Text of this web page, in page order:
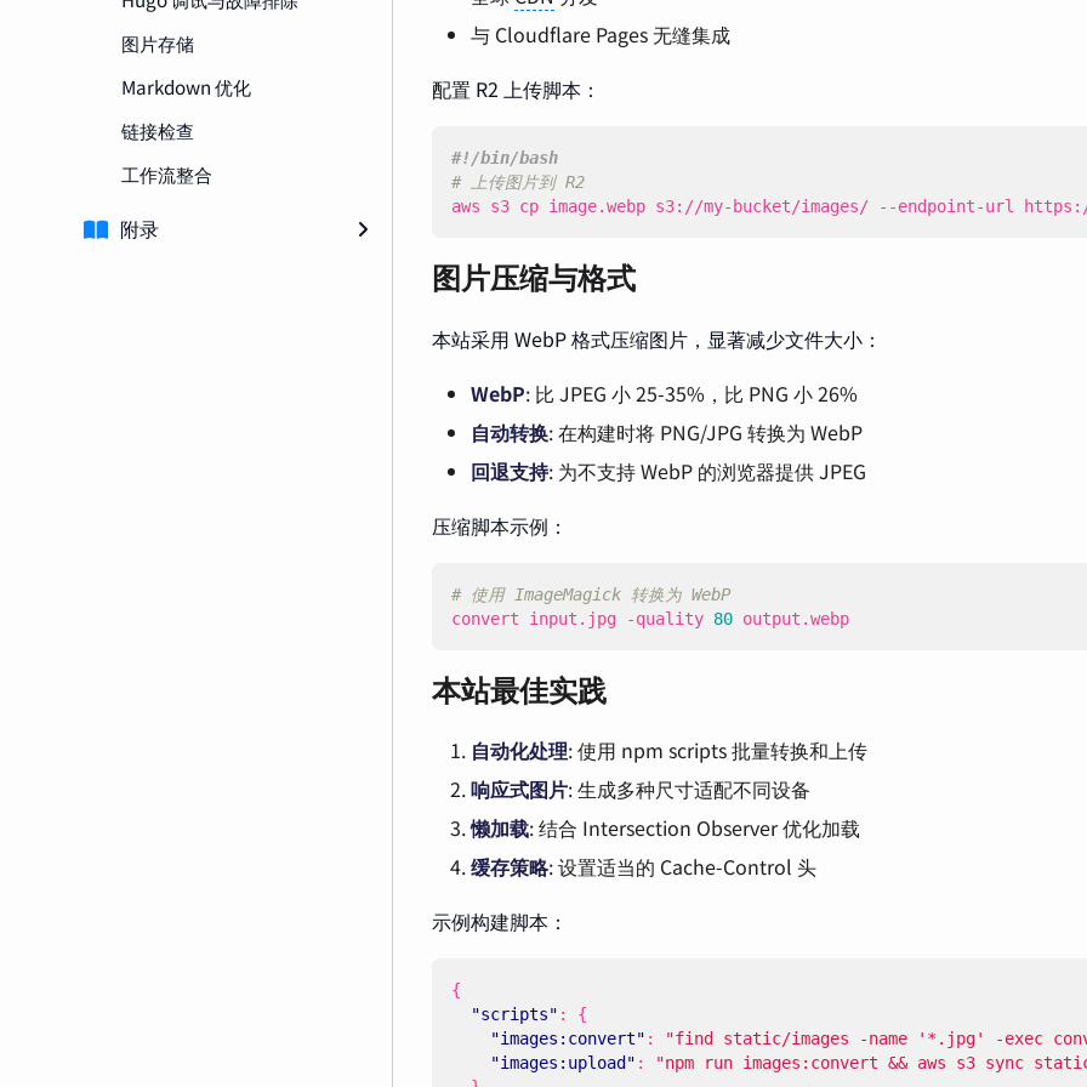
图片存储
Markdown 优化
链接检查
工作流整合
附录
与 Cloudflare Pages 无缝集成
配置 R2 上传脚本：
# 上传图片到 R2
aws s3 cp image.webp s3://my-bucket/images/ --endpoint-url
图片压缩与格式
本站采用 WebP 格式压缩图片，显著减少文件大小：
WebP: 比 JPEG 小 25-35%，比 PNG 小 26%
自动转换: 在构建时将 PNG/JPG 转换为 WebP
回退支持: 为不支持 WebP 的浏览器提供 JPEG
压缩脚本示例：
# 使用 ImageMagick 转换为 WebP
convert input.jpg -quality 80 output.webp
本站最佳实践
自动化处理: 使用 npm scripts 批量转换和上传
响应式图片: 生成多种尺寸适配不同设备
懒加载: 结合 Intersection Observer 优化加载
缓存策略: 设置适当的 Cache-Control 头
示例构建脚本：
{
"scripts" :
{
"images:convert" :
"find static/images -name '*.jpg' -exec
"images:upload" :
"npm run images:convert && aws s3 sync